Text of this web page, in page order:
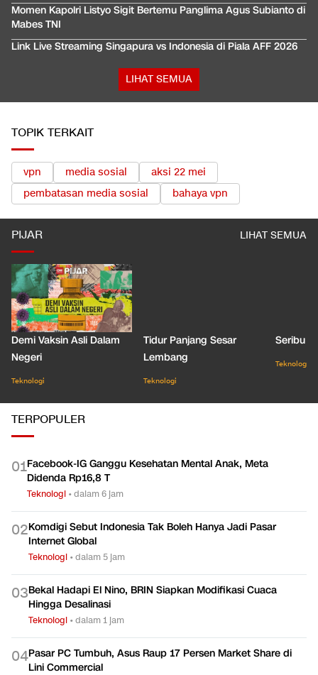
Momen Kapolri Listyo Sigit Bertemu Panglima Agus Subianto di
Mabes TNI
Link Live Streaming Singapura vs Indonesia di Piala AFF 2026
LIHAT SEMUA
TOPIK TERKAIT
vpn media sosial
aksi 22 mei
pembatasan media sosial
bahaya vpn
PIJAR LIHAT SEMUA
Demi Vaksin Asli Dalam
Negeri
Teknologi
Tidur Panjang Sesar
Lembang
Teknologi
Seribu
Teknologi
TERPOPULER
01Facebook-IG Ganggu Kesehatan Mental Anak, Meta
Didenda Rp16,8 T
Teknologi •dalam 6 jam
02Komdigi Sebut Indonesia Tak Boleh Hanya Jadi Pasar
Internet Global
Teknologi •dalam 5 jam
03Bekal Hadapi El Nino, BRIN Siapkan Modifikasi Cuaca
Hingga Desalinasi
Teknologi •dalam 1 jam
04Pasar PC Tumbuh, Asus Raup 17 Persen Market Share di
Lini Commercial